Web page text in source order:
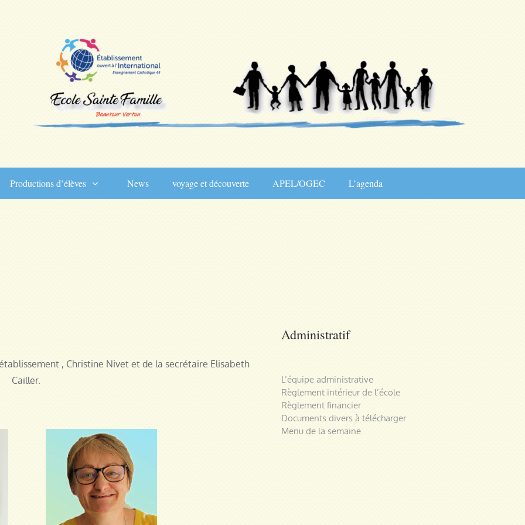
Productions d’élèves News voyage et découverte APEL/OGEC L’agenda
, Christine Nivet et de la secrétaire Elisabeth
Cailler.
Administratif
L’équipe administrative
Règlement intérieur de l’école
Règlement financier
Documents divers à télécharger
Menu de la semaine